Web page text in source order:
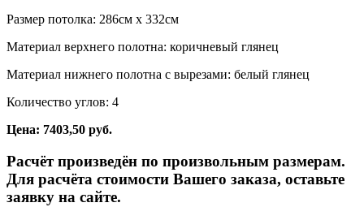
Размер потолка: 286см x 332см
Материал верхнего полотна: коричневый глянец
Материал нижнего полотна с вырезами: белый глянец
Количество углов: 4
Цена: 7403,50 руб.
Расчёт произведён по произвольным размерам.
Для расчёта стоимости Вашего заказа, оставьте
заявку на сайте.